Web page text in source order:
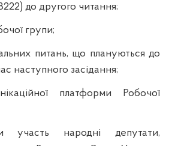
до другого читання;
групи;
питань, що плануються до
наступного засідання;
платформи Робочої
участь народні депутати,